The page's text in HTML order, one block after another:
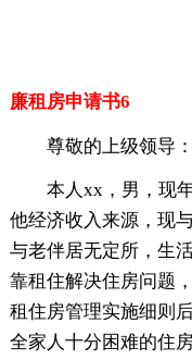
廉租房申请书6
尊敬的上级领导：
本人xx，男，现
他经济收入来源，现
与老伴居无定所，生
靠租住解决住房问题
租住房管理实施细则
全家人十分困难的住